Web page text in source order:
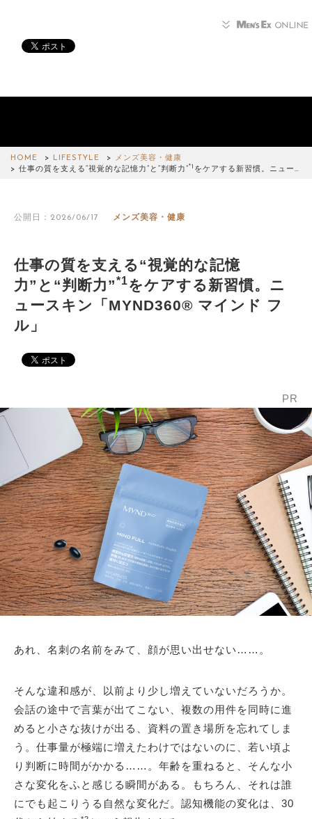
HOME LIFESTYLE
メンズ美容・健康
仕事の質を支える“視覚的な記憶力”と“判断力”*1 をケアする新習慣。ニュー…
公開日：2026/06/17 メンズ美容・健康
仕事の質を支える“視覚的な記憶
力”と“判断力”*1をケアする新習慣。ニ
ュースキン「MYND360® マインド フ
ル」
PR
あれ、名刺の名前をみて、顔が思い出せない……。
そんな違和感が、以前より少し増えていないだろうか。
会話の途中で言葉が出てこない、複数の用件を同時に進
めると小さな抜けが出る、資料の置き場所を忘れてしま
う。仕事量が極端に増えたわけではないのに、若い頃よ
り判断に時間がかかる……。年齢を重ねると、そんな小
さな変化をふと感じる瞬間がある。もちろん、それは誰
にでも起こりうる自然な変化だ。認知機能の変化は、30